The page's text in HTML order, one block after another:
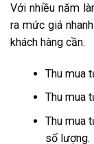
Với nhiều năm
ra mức giá
khách hàng cần.
Thu mua
Thu mua
Thu mua
số lượng.